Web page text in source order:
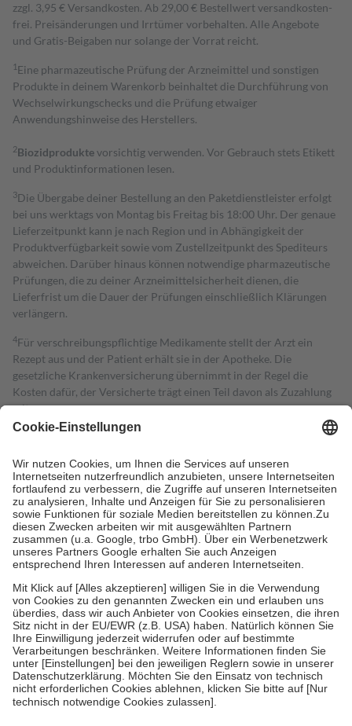
zzgl. 3,95 € Versandkosten. Ab 29,00 € Bestell­wert versand­kosten­
frei. Preisänderungen und Irrtümer vorbehalten. Alle Angebote
und Gratis-Beigaben nur solange der Vorrat reicht.
1 Eine pharmazeutische Prüfung der Arzneimittel und sonstigen
Produkte in deinem Warenkorb beinhaltet die Durchführung von
Wechselwirkungschecks und die Prüfung etwaiger
Anwendungshinweise des Herstellers.
2Biozidproduktevorsichtig verwenden. Vor Gebrauch stets Etikett
und Produktinformationen lesen.
3Die Übergabe deiner Bestellung an den Paketdienstleister erfolgt
bei uns werktags von Montag bis Freitag bis 18:00 Uhr. Der genaue
Lieferzeitpunkt kann je nach Region und in Abhängigkeit der
Produktverfügbarkeit sowie vom Zustellzeitpunkt des Spediteurs
abweichen. Darüber hinaus können notwendige pharmazeutische
Prüfungen, die zu deiner Arzneimittelsicherheit dienen, die
Lieferfrist um die Dauer der Prüfungen einschließlich Klärungen
verlängern.
4Für verschreibungspflichtige Medikamente stellt der Arzt ein
Rezept aus und der Patient erhält sie in der Apotheke. Die
gesetzliche Krankenversicherung übernimmt in der Regel die
Kosten dafür, der Versicherte trägt einen Teil davon als Zuzahlung
mit.
Grundsätzlich leisten Mitglieder Zuzahlungen in Höhe von zehn
höchstens zehn Euro.
Es sind jedoch nie mehr als die tatsächlichen
Kosten der Leistung zu entrichten.
Diese Regeln gelten grundsätzlich auch für Online-Apotheken.
Bei Heilmitteln und häuslicher Krankenpflege beträgt die
Zuzahlung zehn Prozent der Kosten sowie zehn Euro je
Verordnung.
Um das Engagement der Versicherten für ihre eigene Gesundheit zu
stärken und die besondere Stellung der Familie zu unterstützen,
fallenkeine Zuzahlungenan bei:
• Kindern und Jugendlichen bis zum vollendeten 18. Lebensjahr
mit Ausnahme der Fahrkosten
• Untersuchungen zur Vorsorge und Früherkennung, die von der
GKV getragen werden
• empfohlenen Schutzimpfungen
• Harn- und Blutteststreifen